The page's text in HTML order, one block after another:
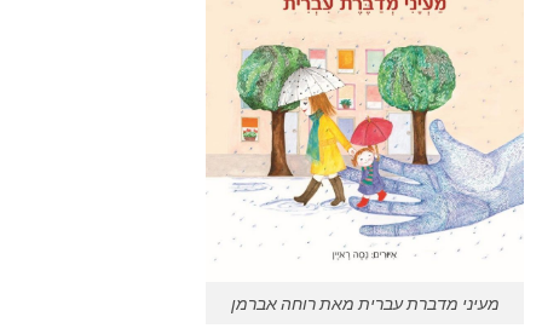
מעיני מדברת עברית מאת רוחה אברמן